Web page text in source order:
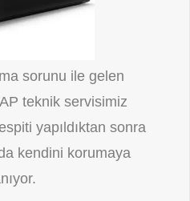
sorunu ile gelen
teknik servisimiz
yapıldıktan sonra
kendini korumaya